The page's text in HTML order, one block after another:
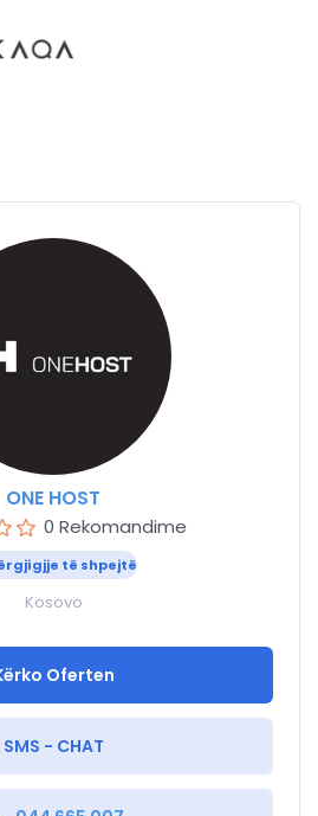
ONE HOST
0 Rekomandime
të shpejtë
Kosovo
Oferten
SMS - CHAT